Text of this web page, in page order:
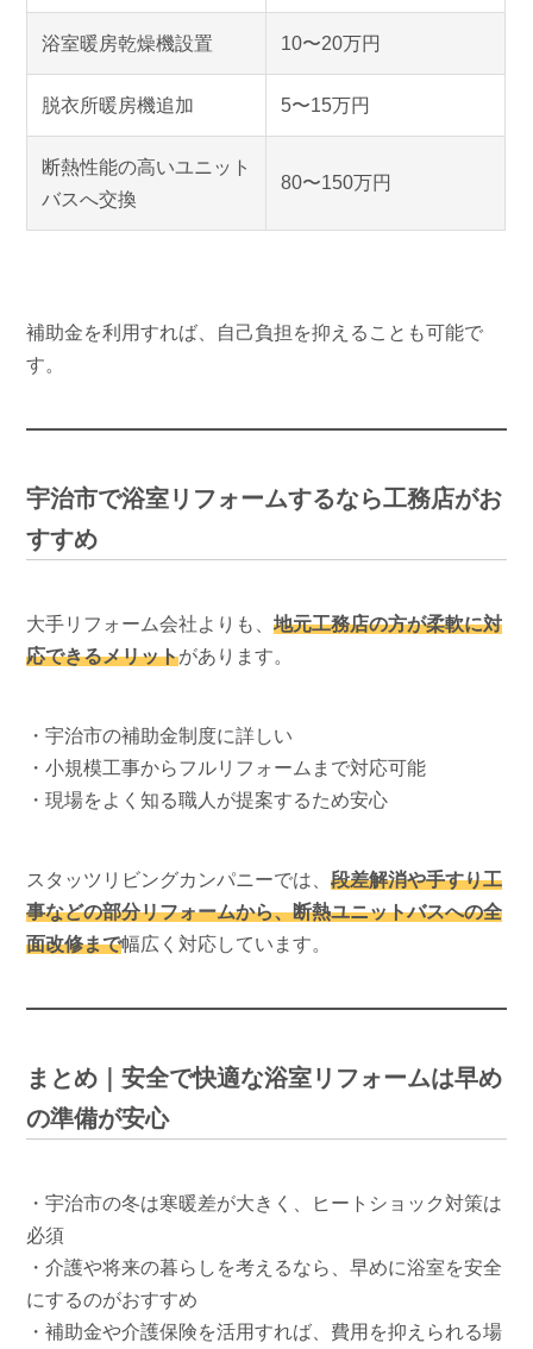
浴室暖房乾燥機設置 10〜20万円
脱衣所暖房機追加 5〜15万円
断熱性能の高いユニット
バスへ交換
80〜150万円
補助金を利用すれば、自己負担を抑えることも可能で
す。
宇治市で浴室リフォームするなら工務店がお
すすめ
大手リフォーム会社よりも、地元工務店の方が柔軟に対
応できるメリットがあります。
・宇治市の補助金制度に詳しい
・小規模工事からフルリフォームまで対応可能
・現場をよく知る職人が提案するため安心
スタッツリビングカンパニーでは、段差解消や手すり工
事などの部分リフォームから、断熱ユニットバスへの全
面改修まで幅広く対応しています。
まとめ｜安全で快適な浴室リフォームは早め
の準備が安心
・宇治市の冬は寒暖差が大きく、ヒートショック対策は
必須
・介護や将来の暮らしを考えるなら、早めに浴室を安全
にするのがおすすめ
・補助金や介護保険を活用すれば、費用を抑えられる場